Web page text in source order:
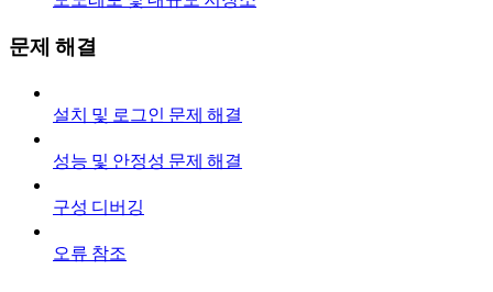
문제 해결
설치 및 로그인 문제 해결
성능 및 안정성 문제 해결
구성 디버깅
오류 참조